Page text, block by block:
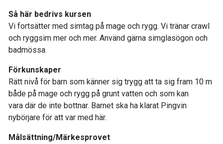
Så här bedrivs kursen
Vi fortsätter med simtag på mage och rygg. Vi tränar crawl
och ryggsim mer och mer. Använd gärna simglasögon och
badmössa.
Förkunskaper
Rätt nivå för barn som känner sig trygg att ta sig fram 10 m
både på mage och rygg på grunt vatten och som kan
vara där de inte bottnar. Barnet ska ha klarat Pingvin
nybörjare för att var med här.
Målsättning/Märkesprovet